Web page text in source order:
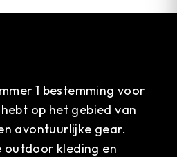
1 bestemming voor
op het gebied van
avontuurlijke gear.
kleding en